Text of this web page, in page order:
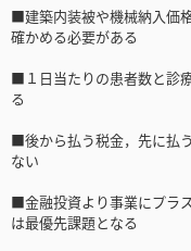
■建築内装被や機械納入価
確かめる必要がある
■１日当たりの患者数と診
る
■後から払う税金，先に払
ない
■金融投資より事業にプラ
は最優先課題となる